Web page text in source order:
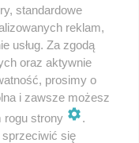
standardowe
reklam,
usług. Za zgodą
oraz aktywnie
prosimy o
i zawsze możesz
rogu strony
się